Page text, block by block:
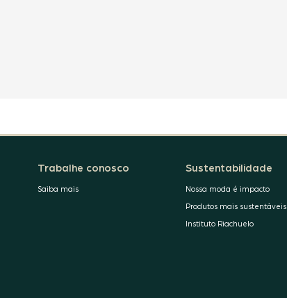
Trabalhe conosco
Saiba mais
Sustentabilidade
Nossa moda é impacto
Produtos mais sustentáveis
Instituto Riachuelo